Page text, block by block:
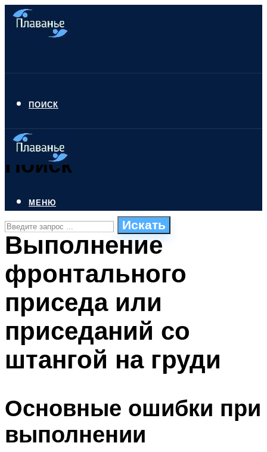
ПОИСК
Поиск
Искать
СТИЛИ ПЛАВАНЬЯ
ПЛАВАНЬЕ ДЛЯ ДЕТЕЙ
ПЛАВАНЬЕ ДЛЯ ПОХУДЕНИЯ
БАССЕЙН ДЛЯ ДОМА
ОЧИСТКА БАССЕЙНОВ
МЕНЮ
МЕНЮ
Выполнение
фронтального
приседа или
приседаний со
штангой на груди
Основные ошибки при
выполнении